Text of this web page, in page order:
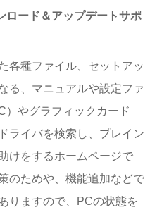
ロード＆アップデートサポ
各種ファイル、セットアッ
る、マニュアルや設定ファ
）やグラフィックカード
ライバを検索し、プレイン
けをするホームページで
のためや、機能追加などで
りますので、PCの状態を